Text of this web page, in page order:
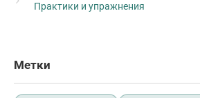
Практики и упражнения
Метки